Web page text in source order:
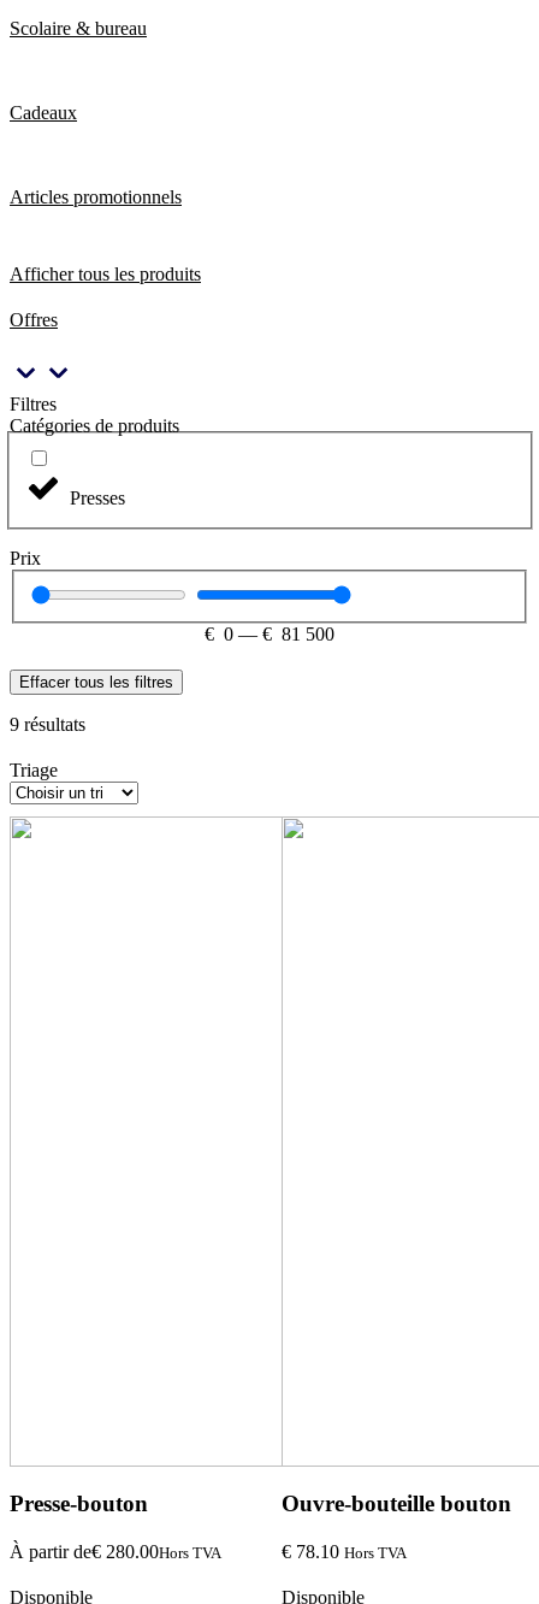
Scolaire & bureau
Cadeaux
Articles promotionnels
Afficher tous les produits
Offres
Filtres
Catégories de produits
Presses
Prix
€ 0 — € 81 500
Effacer tous les filtres
9 résultats
Triage
Presse-bouton
À partir de€ 280.00Hors TVA
Disponible
Ouvre-bouteille bouton
€ 78.10 Hors TVA
Disponible